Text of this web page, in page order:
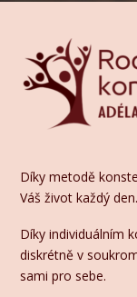
Díky metodě
Váš život každý
Díky individuálním
diskrétně v
sami pro sebe.